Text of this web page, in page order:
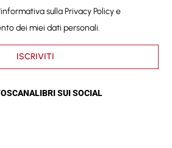
sullaPrivacy Policye
dei miei dati personali.
ISCRIVITI
SUI SOCIAL